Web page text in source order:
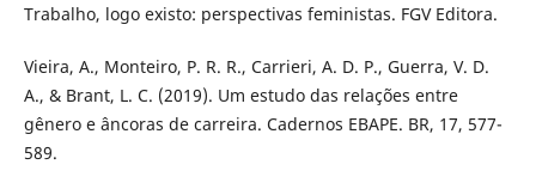
Trabalho, logo existo: perspectivas feministas. FGV Editora.
Vieira, A., Monteiro, P. R. R., Carrieri, A. D. P., Guerra, V. D.
A., & Brant, L. C. (2019). Um estudo das relações entre
gênero e âncoras de carreira. Cadernos EBAPE. BR, 17, 577-
589.